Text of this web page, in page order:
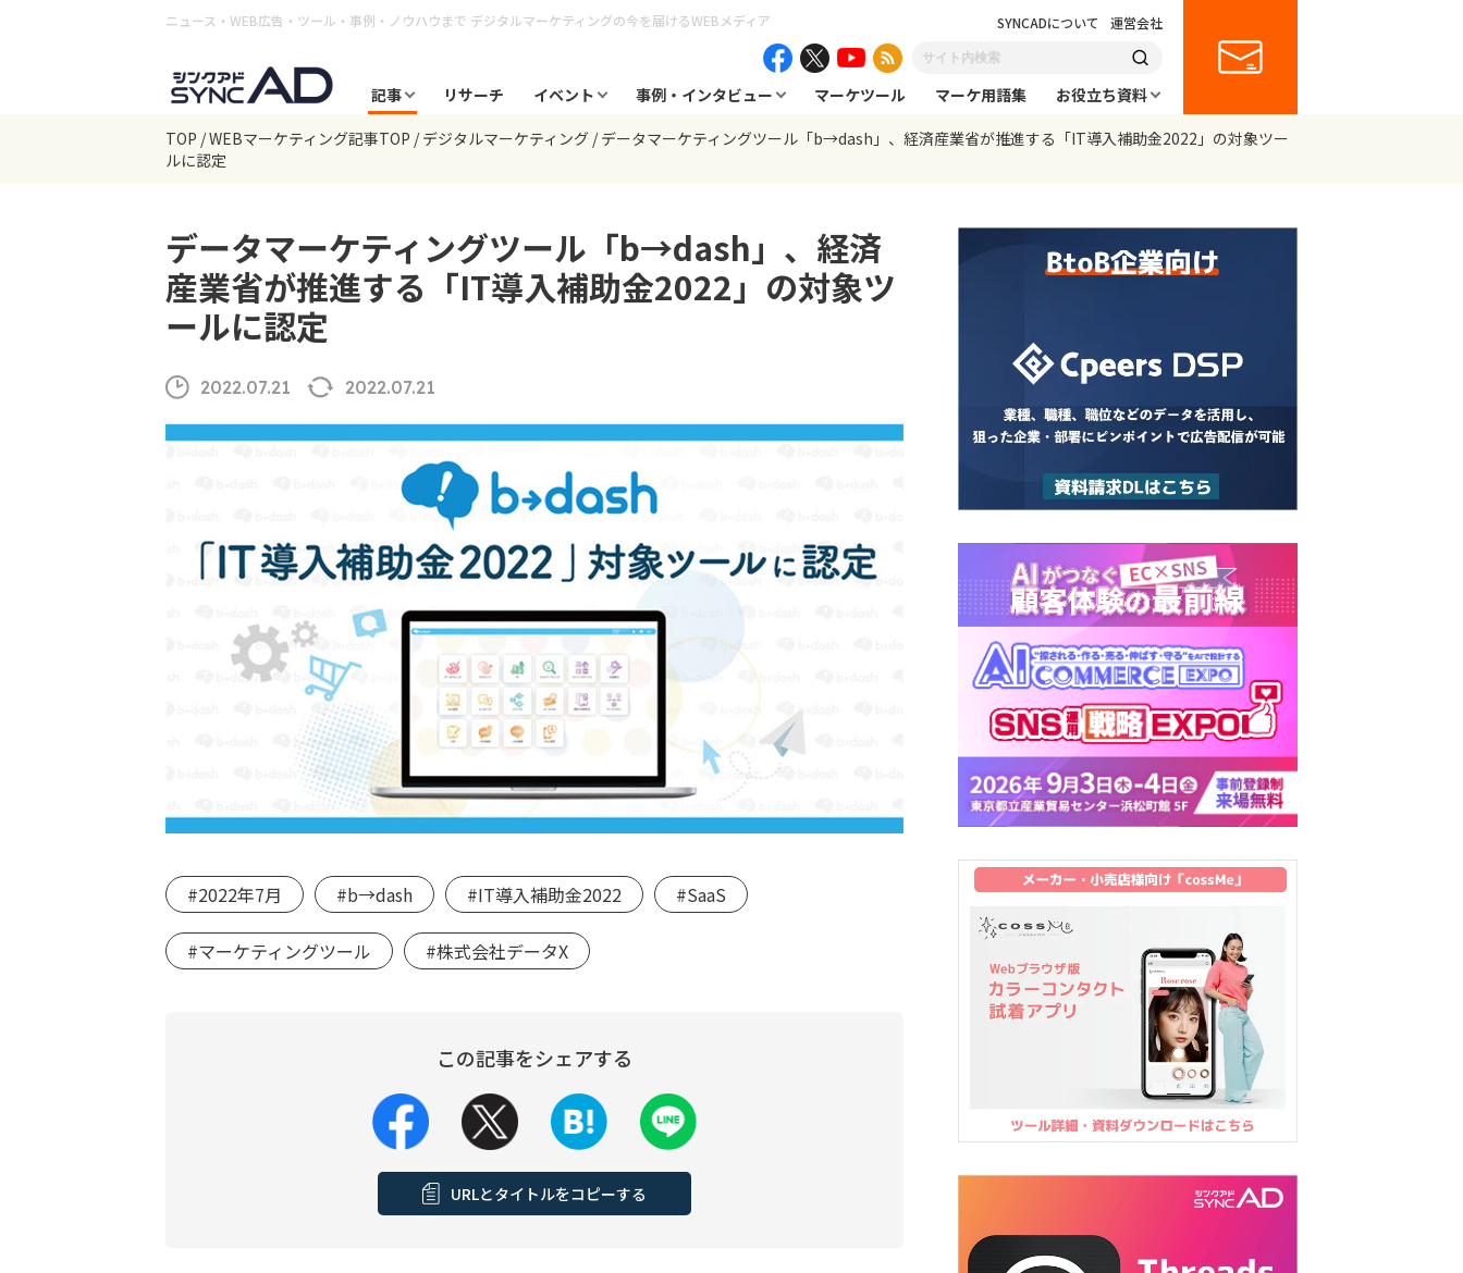
ニュース・WEB広告・ツール・事例・ノウハウまで デジタルマーケティングの今を届けるWEBメディア SYNCADについて 運営会社
記事 リサーチ イベント 事例・インタビュー マーケツール マーケ用語集
お役立ち資料
TOP WEBマーケティング記事TOP デジタルマーケティング データマーケティングツール「b→dash」、経済産業省が推進する「IT導入補助金2022」の対象ツー
ルに認定
データマーケティングツール「b→dash」、経済
産業省が推進する「IT導入補助金2022」の対象ツ
ールに認定
2022.07.21 2022.07.21
#2022年7月 #b→dash #IT導入補助金2022 #SaaS
#マーケティングツール #株式会社データX
この記事をシェアする
URLとタイトルをコピーする